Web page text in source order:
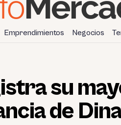
Emprendimientos Negocios
su
de